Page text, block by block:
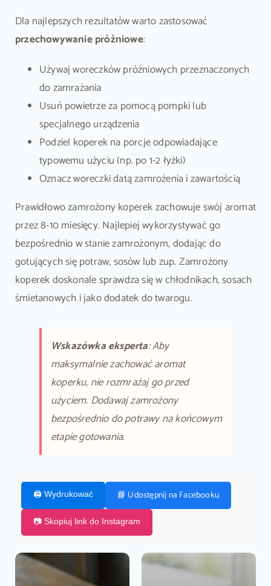
Dla najlepszych rezultatów warto zastosować
przechowywanie próżniowe:
Używaj woreczków próżniowych przeznaczonych
do zamrażania
Usuń powietrze za pomocą pompki lub
specjalnego urządzenia
Podziel koperek na porcje odpowiadające
typowemu użyciu (np. po 1-2 łyżki)
Oznacz woreczki datą zamrożenia i zawartością
Prawidłowo zamrożony koperek zachowuje swój aromat
przez 8-10 miesięcy. Najlepiej wykorzystywać go
bezpośrednio w stanie zamrożonym, dodając do
gotujących się potraw, sosów lub zup. Zamrożony
koperek doskonale sprawdza się w chłodnikach, sosach
śmietanowych i jako dodatek do twarogu.
Wskazówka eksperta: Aby
maksymalnie zachować aromat
koperku, nie rozmrażaj go przed
użyciem. Dodawaj zamrożony
bezpośrednio do potrawy na końcowym
etapie gotowania.
🖨️ Wydrukować 📘 Udostępnij na Facebooku
📷 Skopiuj link do Instagram